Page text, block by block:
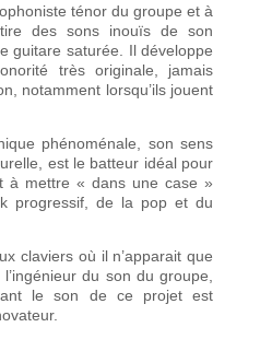
ténor du groupe et à
des sons inouïs de son
guitare saturée. Il développe
très originale, jamais
notamment lorsqu’ils jouent
phénoménale, son sens
est le batteur idéal pour
à mettre « dans une case »
progressif, de la pop et du
claviers où il n’apparait que
du son du groupe,
le son de ce projet est